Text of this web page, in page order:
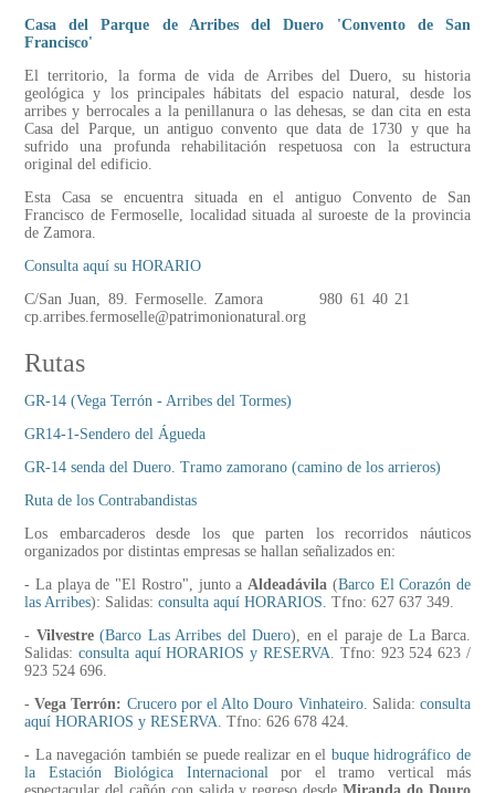
Casa del Parque de Arribes del Duero 'Convento de San
Francisco'
El territorio, la forma de vida de Arribes del Duero, su historia
geológica y los principales hábitats del espacio natural, desde los
arribes y berrocales a la penillanura o las dehesas, se dan cita en esta
Casa del Parque, un antiguo convento que data de 1730 y que ha
sufrido una profunda rehabilitación respetuosa con la estructura
original del edificio.
Esta Casa se encuentra situada en el antiguo Convento de San
Francisco de Fermoselle, localidad situada al suroeste de la provincia
de Zamora.
Consulta aquí su HORARIO
C/San Juan, 89. Fermoselle. Zamora 980 61 40 21
cp.arribes.fermoselle@patrimonionatural.org
Rutas
GR-14 (Vega Terrón - Arribes del Tormes)
GR14-1-Sendero del Águeda
GR-14 senda del Duero. Tramo zamorano (camino de los arrieros)
Ruta de los Contrabandistas
Los embarcaderos desde los que parten los recorridos náuticos
organizados por distintas empresas se hallan señalizados en:
- La playa de "El Rostro", junto a Aldeadávila (Barco El Corazón de
las Arribes): Salidas: consulta aquí HORARIOS. Tfno: 627 637 349.
- Vilvestre (Barco Las Arribes del Duero), en el paraje de La Barca.
Salidas: consulta aquí HORARIOS y RESERVA. Tfno: 923 524 623 /
923 524 696.
-Vega Terrón: Crucero por el Alto Douro Vinhateiro. Salida:consulta
aquí HORARIOS y RESERVA. Tfno: 626 678 424.
- La navegación también se puede realizar en el buque hidrográfico de
la Estación Biológica Internacionalpor el tramo vertical más